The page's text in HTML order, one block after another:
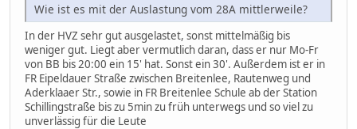
Wie ist es mit der Auslastung vom 28A mittlerweile?
In der HVZ sehr gut ausgelastet, sonst mittelmäßig bis
weniger gut. Liegt aber vermutlich daran, dass er nur Mo-Fr
von BB bis 20:00 ein 15' hat. Sonst ein 30'. Außerdem ist er in
FR Eipeldauer Straße zwischen Breitenlee, Rautenweg und
Aderklaaer Str., sowie in FR Breitenlee Schule ab der Station
Schillingstraße bis zu 5min zu früh unterwegs und so viel zu
unverlässig für die Leute